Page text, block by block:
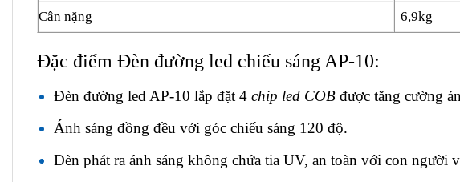
Cân nặng
6,9kg
Đặc điểm Đèn đường led chiếu sáng AP-10:
Đèn đường led AP-10 lắp đặt 4 chip led COBđược tăng cường
Ánh sáng đồng đều với góc chiếu sáng 120 độ.
Đèn phát ra ánh sáng không chứa tia UV, an toàn với con người